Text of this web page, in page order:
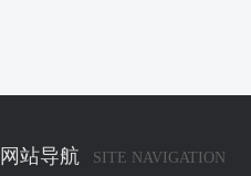
网站导航 SITE NAVIGATION